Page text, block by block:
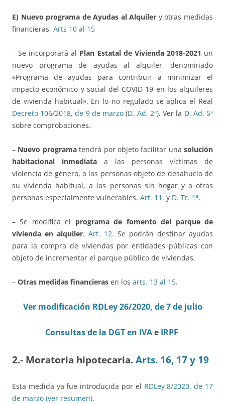
E) Nuevo programa de Ayudas al Alquiler y otras medidas
financieras. Arts 10 al 15
– Se incorporará al Plan Estatal de Vivienda 2018-2021 un
nuevo programa de ayudas al alquiler, denominado
«Programa de ayudas para contribuir a minimizar el
impacto económico y social del COVID-19 en los alquileres
de vivienda habitual». En lo no regulado se aplica el Real
Decreto 106/2018, de 9 de marzo (D. Ad. 2ª). Ver la D. Ad. 5ª
sobre comprobaciones.
– Nuevo programatendrá por objeto facilitar una solución
habitacional inmediata a las personas víctimas de
violencia de género, a las personas objeto de desahucio de
su vivienda habitual, a las personas sin hogar y a otras
personas especialmente vulnerables. Art. 11 . y D. Tr. 1ª.
– Se modifica el programa de fomento del parque de
vivienda en alquiler. Art. 12. Se podrán destinar ayudas
para la compra de viviendas por entidades públicas con
objeto de incrementar el parque público de viviendas.
– Otras medidas financieras en los arts. 13 al 15.
Ver modificación RDLey 26/2020, de 7 de julio
Consultas de la DGT en IVAe IRPF
2.- Moratoria hipotecaria. Arts. 16, 17 y 19
Esta medida ya fue introducida por el RDLey 8/2020, de 17
de marzo (ver resumen).